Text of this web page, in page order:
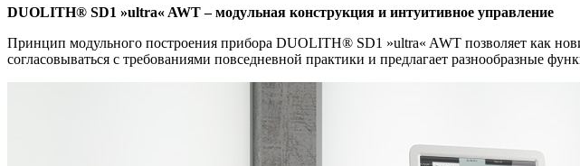
DUOLITH® SD1 »ultra« AWT – модульная конструкция и интуитивное управление
Принцип модульного построения прибора DUOLITH® SD1 »ultra« AWT позволяет как
согласовываться с требованиями повседневной практики и предлагает разнообразные